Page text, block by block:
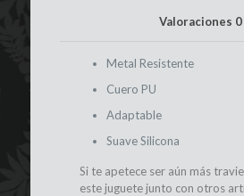
Valoraciones 0
Metal Resistente
Cuero PU
Adaptable
Suave Silicona
Si te apetece ser aún más
este juguete junto con otros